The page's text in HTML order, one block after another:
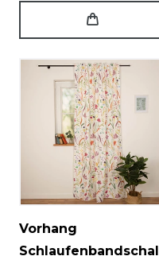
Vorhang
Schlaufenbandschal